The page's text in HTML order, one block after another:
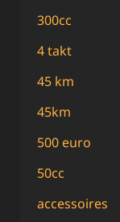
300cc
4 takt
45 km
45km
500 euro
50cc
accessoires